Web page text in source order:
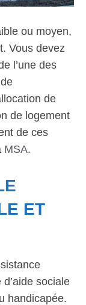
ou moyen,
Vous devez
l’une des
de
de logement
de ces
MSA.
ET
sociale
handicapée.